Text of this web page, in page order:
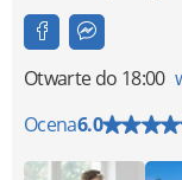
Otwartedo 18:00
Ocena6.0